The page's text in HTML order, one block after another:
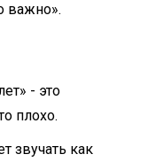
важно».
- это
плохо.
звучать как